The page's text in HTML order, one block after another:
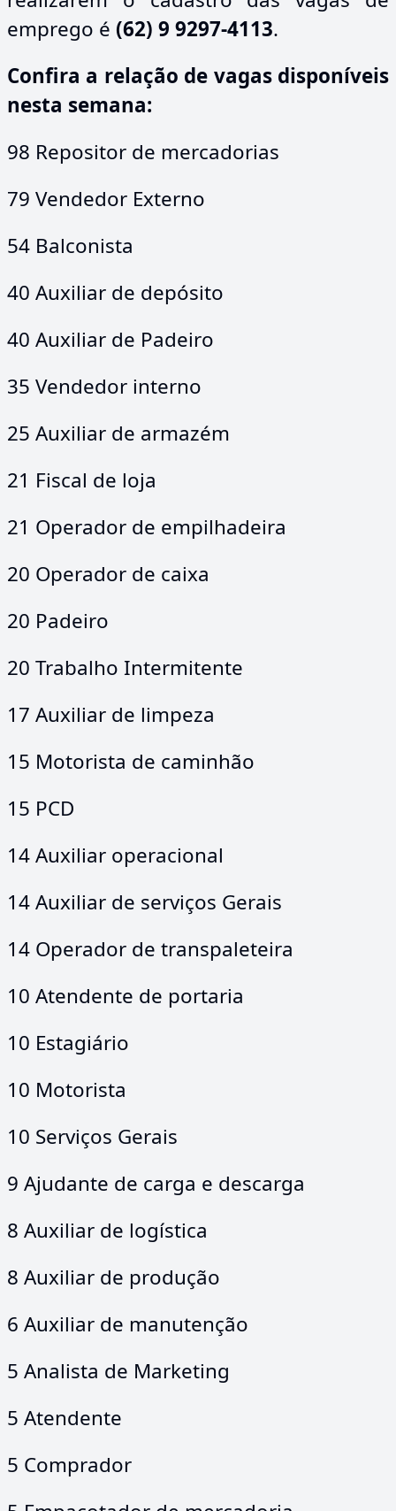
emprego é (62) 9 9297-4113.
Confira a relação de vagas disponíveis
nesta semana:
98 Repositor de mercadorias
79 Vendedor Externo
54 Balconista
40 Auxiliar de depósito
40 Auxiliar de Padeiro
35 Vendedor interno
25 Auxiliar de armazém
21 Fiscal de loja
21 Operador de empilhadeira
20 Operador de caixa
20 Padeiro
20 Trabalho Intermitente
17 Auxiliar de limpeza
15 Motorista de caminhão
15 PCD
14 Auxiliar operacional
14 Auxiliar de serviços Gerais
14 Operador de transpaleteira
10 Atendente de portaria
10 Estagiário
10 Motorista
10 Serviços Gerais
9 Ajudante de carga e descarga
8 Auxiliar de logística
8 Auxiliar de produção
6 Auxiliar de manutenção
5 Analista de Marketing
5 Atendente
5 Comprador